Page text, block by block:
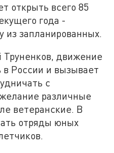
открыть всего 85
года -
из запланированных.
Труненков, движение
в России и вызывает
с
различные
ветеранские. В
отряды юных